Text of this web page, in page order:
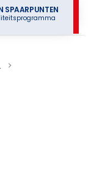
SPAARPUNTEN